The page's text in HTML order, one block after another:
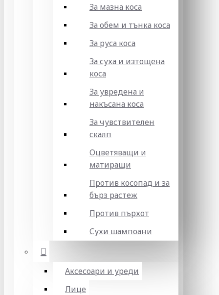
За мазна коса
За обем и тънка коса
За руса коса
За суха и изтощена
коса
За увредена и
накъсана коса
За чувствителен
скалп
Оцветяващи и
матиращи
Против косопад и за
бърз растеж
Против пърхот
Сухи шампоани
Аксесоари и уреди
Лице